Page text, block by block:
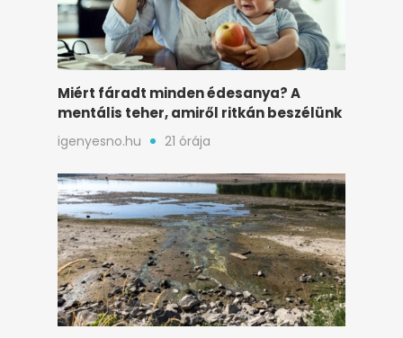
Miért fáradt minden édesanya? A
mentális teher, amiről ritkán beszélünk
igenyesno.hu 21 órája